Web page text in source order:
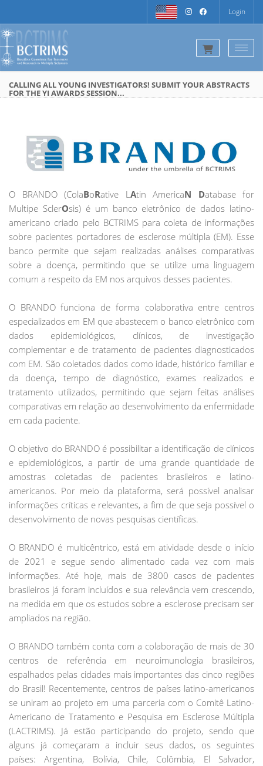
Login
CALLING ALL YOUNG INVESTIGATORS! SUBMIT YOUR ABSTRACTS
FOR THE YI AWARDS SESSION...
O BRANDO (ColaBoRative L Atin AmericaN Database for
Multipe SclerOsis) é um banco eletrônico de dados latino-
americano criado pelo BCTRIMS para coleta de informações
sobre pacientes portadores de esclerose múltipla (EM). Esse
banco permite que sejam realizadas análises comparativas
sobre a doença, permitindo que se utilize uma linguagem
comum a respeito da EM nos arquivos desses pacientes.
O BRANDO funciona de forma colaborativa entre centros
especializados em EM que abastecem o banco eletrônico com
dados epidemiológicos, clínicos, de investigação
complementar e de tratamento de pacientes diagnosticados
com EM. São coletados dados como idade, histórico familiar e
da doença, tempo de diagnóstico, exames realizados e
tratamento utilizados, permitindo que sejam feitas análises
comparativas em relação ao desenvolvimento da enfermidade
em cada paciente.
O objetivo do BRANDO é possibilitar a identificação de clínicos
e epidemiológicos, a partir de uma grande quantidade de
amostras coletadas de pacientes brasileiros e latino-
americanos. Por meio da plataforma, será possível analisar
informações críticas e relevantes, a fim de que seja possível o
desenvolvimento de novas pesquisas científicas.
O BRANDO é multicêntrico, está em atividade desde o início
de 2021 e segue sendo alimentado cada vez com mais
informações. Até hoje, mais de 3800 casos de pacientes
brasileiros já foram incluídos e sua relevância vem crescendo,
na medida em que os estudos sobre a esclerose precisam ser
ampliados na região.
O BRANDO também conta com a colaboração de mais de 30
centros de referência em neuroimunologia brasileiros,
espalhados pelas cidades mais importantes das cinco regiões
do Brasil! Recentemente, centros de países latino-americanos
se uniram ao projeto em uma parceria com o Comitê Latino-
Americano de Tratamento e Pesquisa em Esclerose Múltipla
(LACTRIMS). Já estão participando do projeto, sendo que
alguns já começaram a incluir seus dados, os seguintes
países: Argentina, Bolívia, Chile, Colômbia, El Salvador,